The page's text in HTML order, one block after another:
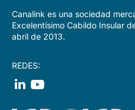
Canalink es una sociedad
Excelentísimo Cabildo Insular
abril de 2013.
REDES: